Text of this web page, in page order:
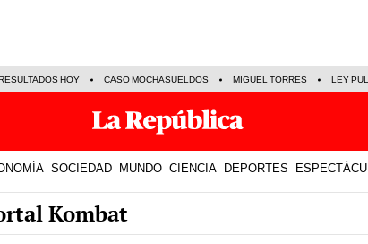
HOY CASO MOCHASUELDOS MIGUEL TORRES LEY
SOCIEDAD MUNDO CIENCIA DEPORTES
Kombat